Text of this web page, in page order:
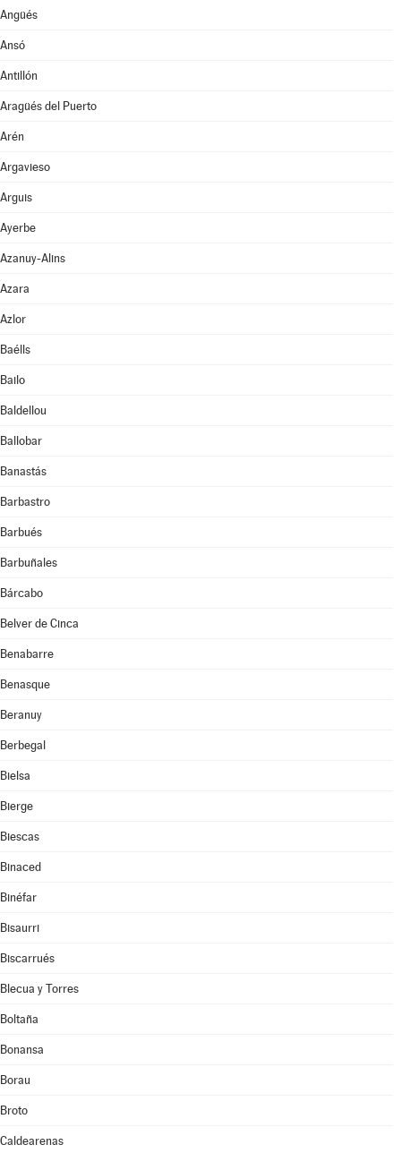
Angüés
Ansó
Antillón
Aragüés del Puerto
Arén
Argavieso
Arguis
Ayerbe
Azanuy-Alins
Azara
Azlor
Baélls
Bailo
Baldellou
Ballobar
Banastás
Barbastro
Barbués
Barbuñales
Bárcabo
Belver de Cinca
Benabarre
Benasque
Beranuy
Berbegal
Bielsa
Bierge
Biescas
Binaced
Binéfar
Bisaurri
Biscarrués
Blecua y Torres
Boltaña
Bonansa
Borau
Broto
Caldearenas